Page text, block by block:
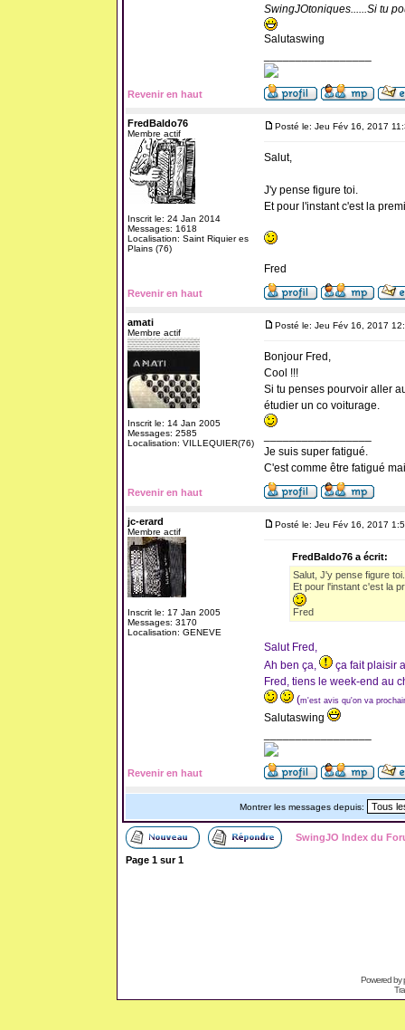
SwingJOtoniques......Si tu
Salutaswing
Revenir en haut
FredBaldo76
Membre actif
Inscrit le: 24 Jan 2014
Messages: 1618
Localisation: Saint Riquier es
Plains (76)
Posté le: Jeu Fév 16, 2017
Salut,
J'y pense figure toi.
Et pour l'instant c'est la
Fred
Revenir en haut
amati
Membre actif
Inscrit le: 14 Jan 2005
Messages: 2585
Localisation: VILLEQUIER(76)
Posté le: Jeu Fév 16, 2017
Bonjour Fred,
Cool !!!
Si tu penses pourvoir aller
étudier un co voiturage.
Je suis super fatigué.
C'est comme être fatigué
Revenir en haut
jc-erard
Membre actif
Inscrit le: 17 Jan 2005
Messages: 3170
Localisation: GENEVE
Posté le: Jeu Fév 16, 2017
FredBaldo76 a écrit:
Salut, J'y pense figure toi.
Et pour l'instant c'est la
Fred
Salut Fred,
Ah ben ça,
ça fait plaisir
Fred, tiens le week-end au
(m'est avis qu'on va
Salutaswing
Revenir en haut
Montrer les messages depuis:
SwingJO Index du
Page 1sur1
Powered by